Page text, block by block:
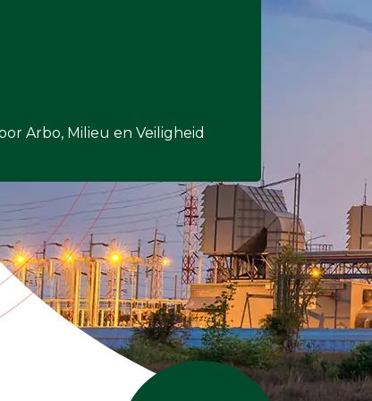
Vast opgestelde gasdetectie
Speciale gasdetectie
Draadloze gasdetectie
Klimaat
Binnenklimaatmeter
Hittestressmeter
Arbo, Milieu en Veiligheid